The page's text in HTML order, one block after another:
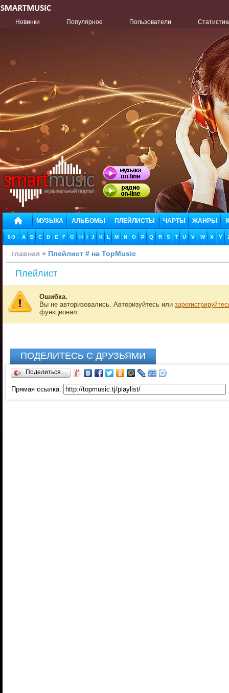
Новинки Популярное Пользователи
МУЗЫКА АЛЬБОМЫ ПЛЕЙЛИСТЫ ЧАРТЫ ЖАНРЫ
0-9 A B C D E F G H I J K L M N O P Q R S T U V W X Y
главная » Плейлист # на TopMusic
Плейлист
Ошибка.
Вы не авторизовались. Авторизуйтесь или
функционал.
ПОДЕЛИТЕСЬ С ДРУЗЬЯМИ
Поделиться…
Прямая ссылка: